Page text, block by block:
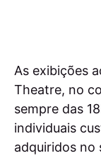
As exibições
Theatre, no
sempre das
individuais
adquiridos no